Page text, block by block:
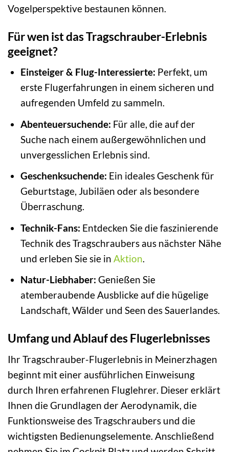
Vogelperspektive bestaunen können.
Für wen ist das Tragschrauber-Erlebnis
geeignet?
Einsteiger & Flug-Interessierte: Perfekt, um
erste Flugerfahrungen in einem sicheren und
aufregenden Umfeld zu sammeln.
Abenteuersuchende: Für alle, die auf der
Suche nach einem außergewöhnlichen und
unvergesslichen Erlebnis sind.
Geschenksuchende: Ein ideales Geschenk für
Geburtstage, Jubiläen oder als besondere
Überraschung.
Technik-Fans: Entdecken Sie die faszinierende
Technik des Tragschraubers aus nächster Nähe
und erleben Sie sie in Aktion.
Natur-Liebhaber: Genießen Sie
atemberaubende Ausblicke auf die hügelige
Landschaft, Wälder und Seen des Sauerlandes.
Umfang und Ablauf des Flugerlebnisses
Ihr Tragschrauber-Flugerlebnis in Meinerzhagen
beginnt mit einer ausführlichen Einweisung
durch Ihren erfahrenen Fluglehrer. Dieser erklärt
Ihnen die Grundlagen der Aerodynamik, die
Funktionsweise des Tragschraubers und die
wichtigsten Bedienungselemente. Anschließend